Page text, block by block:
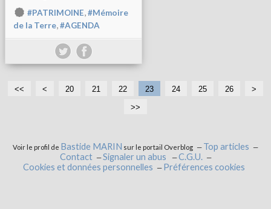
#PATRIMOINE,#Mémoire
de la Terre,#AGENDA
<< <
1
20 21 22 23 24 25 26
>
>>
Voir le profil de Bastide MARIN sur le portail Overblog
Top articles
Contact
Signaler un abus
C.G.U.
Cookies et données personnelles
Préférences cookies